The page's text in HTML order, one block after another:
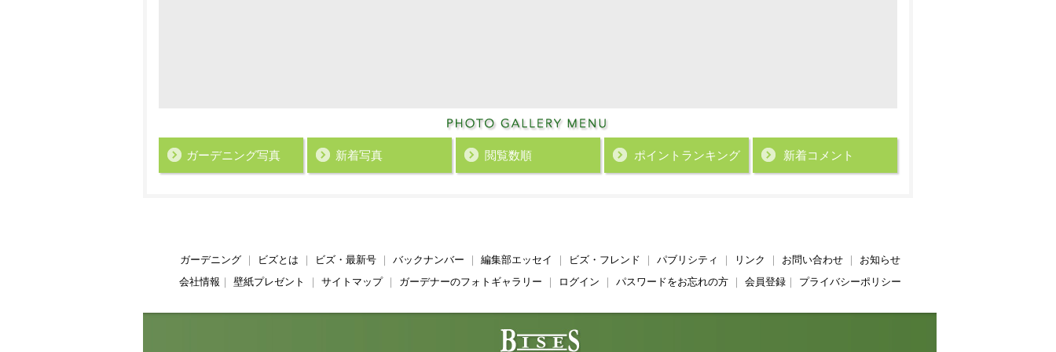
ガーデニング写真 新着写真 閲覧数順 ポイント ランキング 新着コメント
ガーデニング｜ ビズとは ビズ・最新号｜ バックナンバー 編集部エッセイ ビズ・フレンド パブリシティ リンク お問い合わせ｜ お知らせ
会社情報
壁紙プレゼント サイトマップ｜ ガーデナーのフォトギャラリー ログイン パスワードをお忘れの方｜ 会員登録｜ プライバシーポリシー